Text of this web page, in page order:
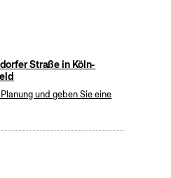
Straße in Köln-
und geben Sie eine